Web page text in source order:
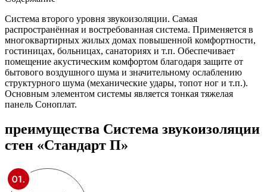
Система второго уровня звукоизоляции. Самая
распространённая и востребованная система. Применяется в
многоквартирных жилых домах повышенной комфортности,
гостиницах, больницах, санаториях и т.п. Обеспечивает
помещение акустическим комфортом благодаря защите от
бытового воздушного шума и значительному ослаблению
структурного шума (механические удары, топот ног и т.п.).
Основным элементом системы является тонкая тяжелая
панель Соноплат.
преимущества Система звукоизоляции
стен «Стандарт П»